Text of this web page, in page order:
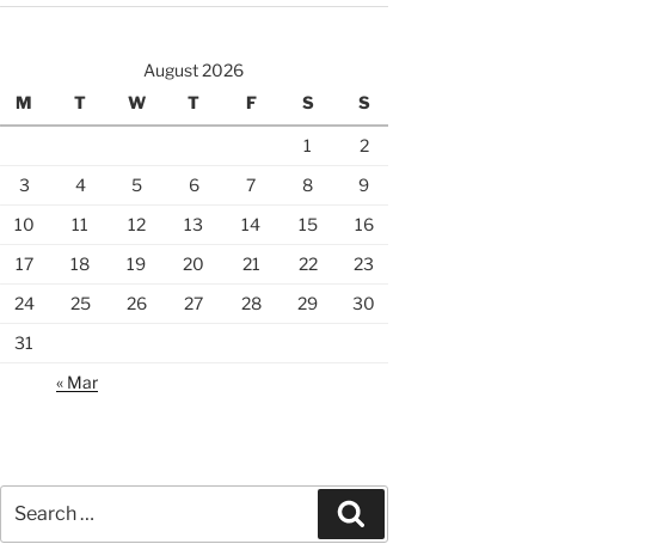
August 2026
M
T W T F S S
1
2
3
4 5 6 7 8
9
10
11 12 13 14 15
16
17
18 19 20 21 22
23
24
25 26 27 28 29
30
31
« Mar
for: